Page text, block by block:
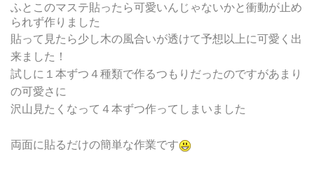
ふとこのマステ貼ったら可愛いんじゃないかと衝動が止め
られず作りました
貼って見たら少し木の風合いが透けて予想以上に可愛く出
来ました！
試しに１本ずつ４種類で作るつもりだったのですがあまり
の可愛さに
沢山見たくなって４本ずつ作ってしまいました
両面に貼るだけの簡単な作業です